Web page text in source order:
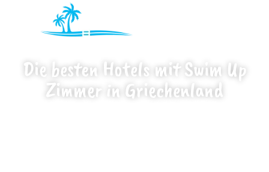
Die besten Hotels mit Swim Up
Zimmer in Griechenland